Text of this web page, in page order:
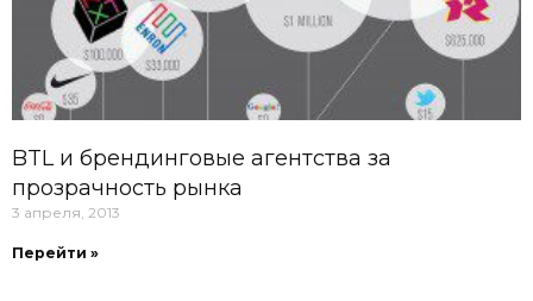
BTL и брендинговые агентства за
прозрачность рынка
3 апреля, 2013
Перейти »